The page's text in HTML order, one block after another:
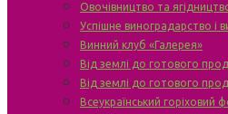
Овочівництво та
Успішне виноградарство і
Винний клуб «Галерея»
Від землі до готового
Від землі до готового
Всеукраїнський горіховий